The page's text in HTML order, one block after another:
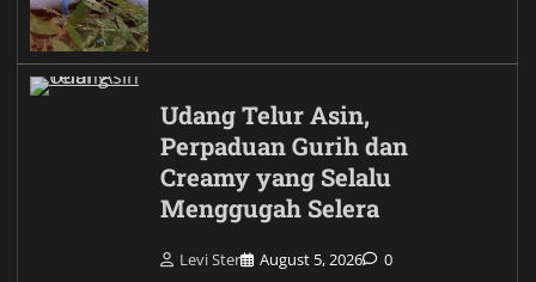
Udang Telur Asin,
Perpaduan Gurih dan
Creamy yang Selalu
Menggugah Selera
Levi Ster August 5, 2026 0